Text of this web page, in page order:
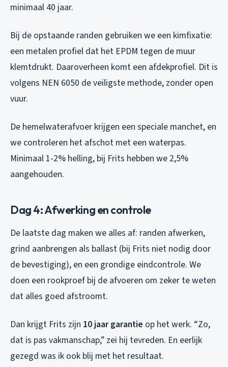
minimaal 40 jaar.
Bij de opstaande randen gebruiken we een kimfixatie:
een metalen profiel dat het EPDM tegen de muur
klemtdrukt. Daaroverheen komt een afdekprofiel. Dit is
volgens NEN 6050 de veiligste methode, zonder open
vuur.
De hemelwaterafvoer krijgen een speciale manchet, en
we controleren het afschot met een waterpas.
Minimaal 1-2% helling, bij Frits hebben we 2,5%
aangehouden.
Dag 4: Afwerking en controle
De laatste dag maken we alles af: randen afwerken,
grind aanbrengen als ballast (bij Frits niet nodig door
de bevestiging), en een grondige eindcontrole. We
doen een rookproef bij de afvoeren om zeker te weten
dat alles goed afstroomt.
Dan krijgt Frits zijn 10 jaar garantie op het werk. “Zo,
dat is pas vakmanschap,” zei hij tevreden. En eerlijk
gezegd was ik ook blij met het resultaat.